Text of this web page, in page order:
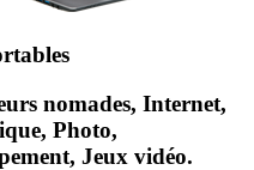
nomades, Internet,
Photo,
Jeux vidéo.